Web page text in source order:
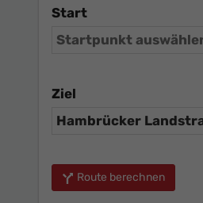
Start
Ziel
Route berechnen